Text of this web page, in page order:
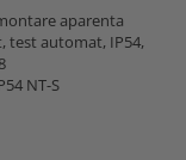
aparenta
test automat, IP54,
NT-S